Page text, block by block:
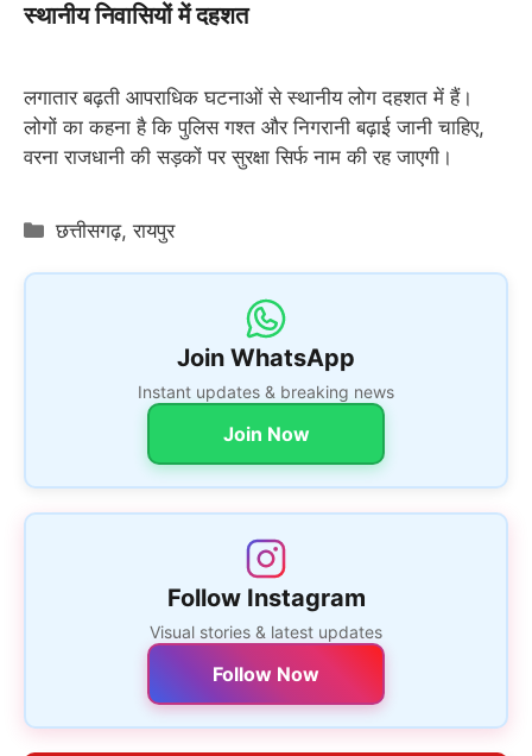
स्थानीय निवासियों में दहशत
लगातार बढ़ती आपराधिक घटनाओं से स्थानीय लोग दहशत में हैं।
लोगों का कहना है कि पुलिस गश्त और निगरानी बढ़ाई जानी चाहिए,
वरना राजधानी की सड़कों पर सुरक्षा सिर्फ नाम की रह जाएगी।
Categories
छत्तीसगढ़,रायपुर
Join WhatsApp
Instant updates & breaking news
Join Now
Follow Instagram
Visual stories & latest updates
Follow Now